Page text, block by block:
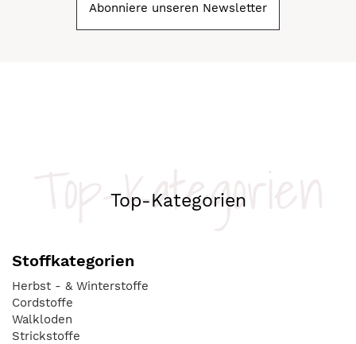
Abonniere unseren Newsletter
Top-Kategorien
Top-Kategorien
Stoffkategorien
Herbst - & Winterstoffe
Cordstoffe
Walkloden
Strickstoffe